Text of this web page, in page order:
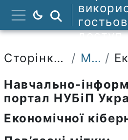
Перейти до
Бокова панель
Пошук
доступ
Сторінки сайту Мітки
Навчально-
портал НУБіП
Економічної